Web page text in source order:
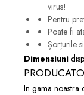
virus!
Pentru
Poate fi
Șorțurile
Dimensiuni
In gama noastra